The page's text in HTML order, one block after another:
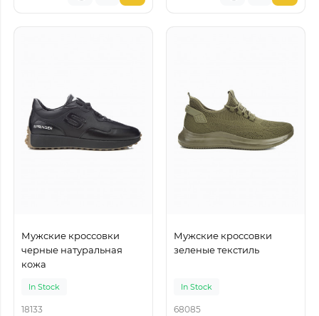
Мужские кроссовки
черные натуральная
кожа
In Stock
18133
Мужские кроссовки
зеленые текстиль
In Stock
68085